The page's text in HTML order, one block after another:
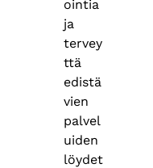
ointia
ja
tervey
ttä
edistä
vien
palvel
uiden
löydet